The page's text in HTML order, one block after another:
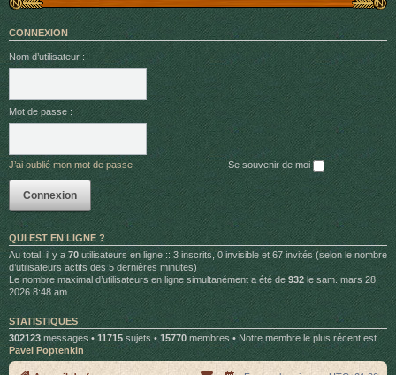
CONNEXION
Nom d’utilisateur :
Mot de passe :
J’ai oublié mon mot de passe Se souvenir de moi
QUI EST EN LIGNE ?
Au total, il y a 70 utilisateurs en ligne :: 3 inscrits, 0 invisible et 67 invités (selon le nombre
d’utilisateurs actifs des 5 dernières minutes)
Le nombre maximal d’utilisateurs en ligne simultanément a été de 932 le sam. mars 28,
2026 8:48 am
STATISTIQUES
302123 messages • 11715 sujets • 15770membres • Notre membre le plus récent est
Pavel Poptenkin